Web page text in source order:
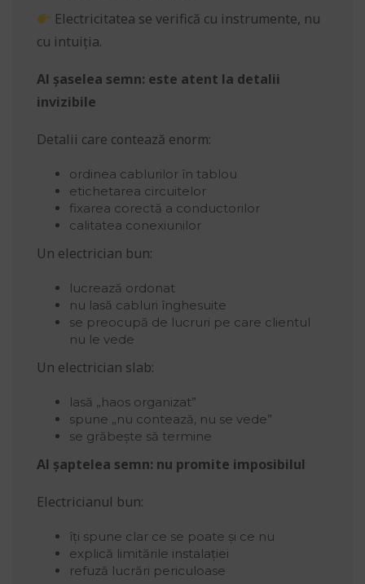
Electricitatea se verifică cu instrumente, nu
cu intuiția.
Al șaselea semn: este atent la detalii
invizibile
Detalii care contează enorm:
ordinea cablurilor în tablou
etichetarea circuitelor
fixarea corectă a conductorilor
calitatea conexiunilor
Un electrician bun:
lucrează ordonat
nu lasă cabluri înghesuite
se preocupă de lucruri pe care clientul
nu le vede
Un electrician slab:
lasă „haos organizat”
spune „nu contează, nu se vede”
se grăbește să termine
Al șaptelea semn: nu promite imposibilul
Electricianul bun:
îți spune clar ce se poate și ce nu
explică limitările instalației
refuză lucrări periculoase